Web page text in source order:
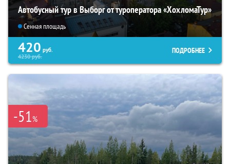
Автобусный тур в Выборг от туроператора «ХохломаТур»
Сенная площадь
420 руб.
4230руб.
ПОДРОБНЕЕ
-51%